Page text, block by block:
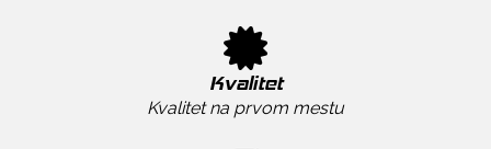
Kvalitet
Kvalitet na prvom mestu